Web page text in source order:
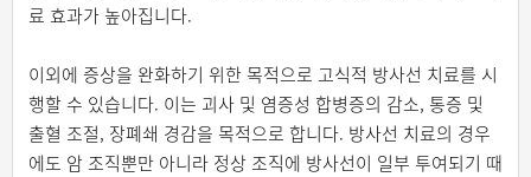
료 효과가 높아집니다.
이외에 증상을 완화하기 위한 목적으로 고식적 방사선 치료를 시
행할 수 있습니다. 이는 괴사 및 염증성 합병증의 감소, 통증 및
출혈 조절, 장폐쇄 경감을 목적으로 합니다. 방사선 치료의 경우
에도 암 조직뿐만 아니라 정상 조직에 방사선이 일부 투여되기 때